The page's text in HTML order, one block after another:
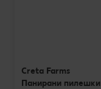
Creta Farms
Панирани пилешки